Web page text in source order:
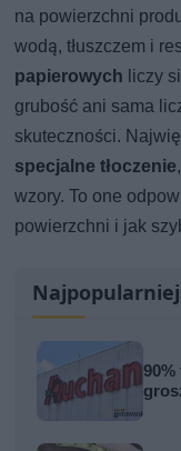
na powierzchni
wodą, tłuszczem i
papierowych liczy
grubość ani sama
skuteczności.
specjalne tłoczenie
wzory. To one
powierzchni i jak